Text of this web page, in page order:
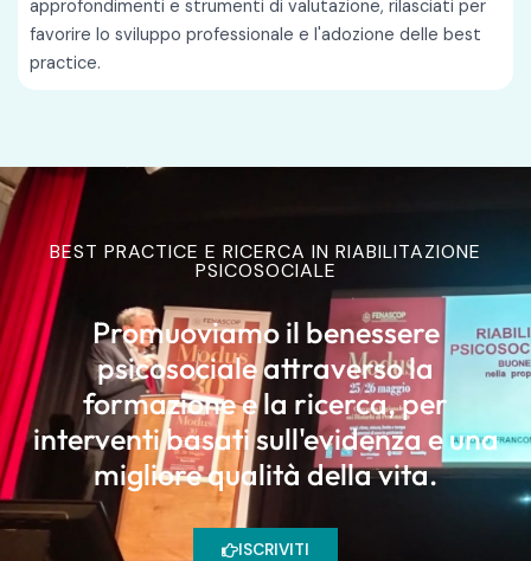
approfondimenti e strumenti di valutazione, rilasciati per
favorire lo sviluppo professionale e l'adozione delle best
practice.
BEST PRACTICE E RICERCA IN RIABILITAZIONE
PSICOSOCIALE
Promuoviamo il benessere
psicosociale attraverso la
formazione e la ricerca, per
interventi basati sull'evidenza e una
migliore qualità della vita.
ISCRIVITI